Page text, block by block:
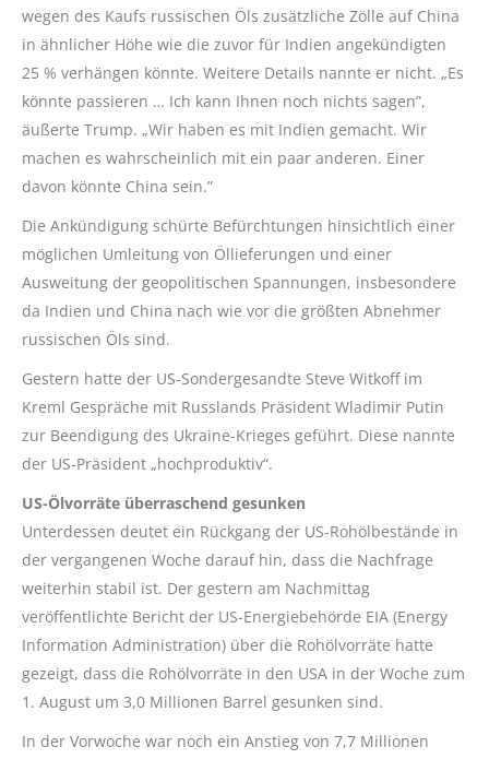
wegen des Kaufs russischen Öls zusätzliche Zölle auf China
in ähnlicher Höhe wie die zuvor für Indien angekündigten
25 % verhängen könnte. Weitere Details nannte er nicht. „Es
könnte passieren … Ich kann Ihnen noch nichts sagen”,
äußerte Trump. „Wir haben es mit Indien gemacht. Wir
machen es wahrscheinlich mit ein paar anderen. Einer
davon könnte China sein.”
Die Ankündigung schürte Befürchtungen hinsichtlich einer
möglichen Umleitung von Öllieferungen und einer
Ausweitung der geopolitischen Spannungen, insbesondere
da Indien und China nach wie vor die größten Abnehmer
russischen Öls sind.
Gestern hatte der US-Sondergesandte Steve Witkoffim
Kreml Gespräche mit Russlands Präsident Wladimir Putin
zur Beendigung des Ukraine-Krieges geführt. Diese nannte
der US-Präsident „hochproduktiv“.
US-Ölvorräte überraschend gesunken
Unterdessen deutet ein Rückgang der US-Rohölbestände in
der vergangenen Woche darauf hin, dass die Nachfrage
weiterhin stabil ist. Der gestern am Nachmittag
veröffentlichte Bericht der US-Energiebehörde EIA (Energy
Information Administration) über die Rohölvorräte hatte
gezeigt, dass die Rohölvorräte in den USA in der Woche zum
1. August um 3,0 Millionen Barrel gesunken sind.
In der Vorwoche war noch ein Anstieg von 7,7 Millionen